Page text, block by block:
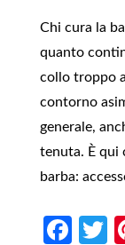
Chi cura la
quanto
collo troppo
contorno
generale,
tenuta. È qui
barba: